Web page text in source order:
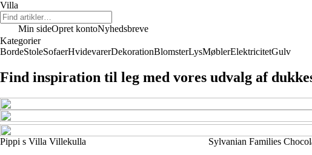
Villa
Min sideOpret kontoNyhedsbreve
Kategorier
BordeStoleSofaerHvidevarerDekorationBlomsterLysMøblerElektricitetGulv
Find inspiration til leg med vores udvalg af
Pippi s Villa Villekulla Sylvanian Families